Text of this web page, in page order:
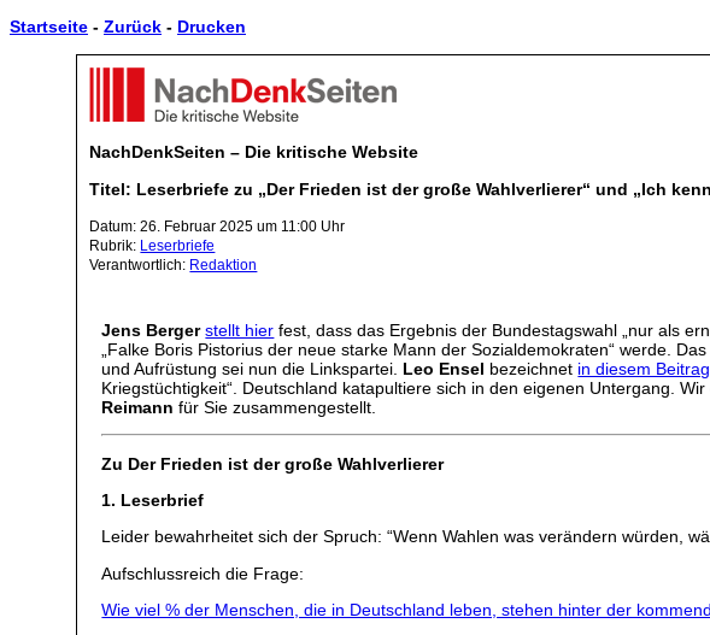
Startseite - Zurück - Drucken
NachDenkSeiten – Die kritische Website
Titel: Leserbriefe zu „Der Frieden ist der große Wahlverlierer“ und „Ich
Datum: 26. Februar 2025 um 11:00 Uhr
Rubrik: Leserbriefe
Verantwortlich: Redaktion
Jens Berger stellt hier fest, dass das Ergebnis der Bundestagswahl „nur als
„Falke Boris Pistorius der neue starke Mann der Sozialdemokraten“ werde.
und Aufrüstung sei nun die Linkspartei. Leo Ensel bezeichnet in diesem Beitrag
Kriegstüchtigkeit“. Deutschland katapultiere sich in den eigenen Untergang.
Reimann für Sie zusammengestellt.
Zu Der Frieden ist der große Wahlverlierer
1. Leserbrief
Leider bewahrheitet sich der Spruch: “Wenn Wahlen was verändern würden,
Aufschlussreich die Frage:
Wie viel % der Menschen, die in Deutschland leben, stehen hinter der